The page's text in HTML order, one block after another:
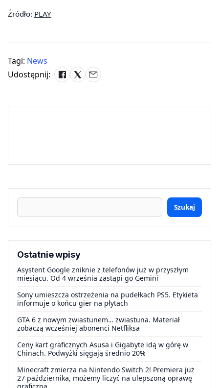
Źródło: PLAY
Tagi: News
Udostępnij:
Szukaj
Ostatnie wpisy
Asystent Google zniknie z telefonów już w przyszłym
miesiącu. Od 4 września zastąpi go Gemini
Sony umieszcza ostrzeżenia na pudełkach PS5. Etykieta
informuje o końcu gier na płytach
GTA 6 z nowym zwiastunem… zwiastuna. Materiał
zobaczą wcześniej abonenci Netfliksa
Ceny kart graficznych Asusa i Gigabyte idą w górę w
Chinach. Podwyżki sięgają średnio 20%
Minecraft zmierza na Nintendo Switch 2! Premiera już
27 października, możemy liczyć na ulepszoną oprawę